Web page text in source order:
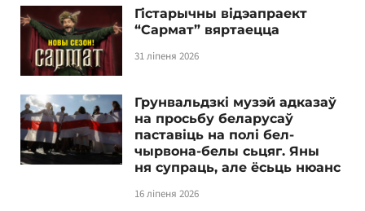
Гістарычны відэапраект
“Сармат” вяртаецца
31 ліпеня 2026
Грунвальдзкі музэй адказаў
на просьбу беларусаў
паставіць на полі бел-
чырвона-белы сьцяг. Яны
ня супраць, але ёсьць нюанс
16 ліпеня 2026